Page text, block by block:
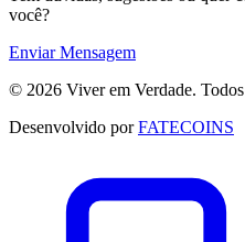
você?
Enviar Mensagem
© 2026 Viver em Verdade.
Desenvolvido porFATECOINS